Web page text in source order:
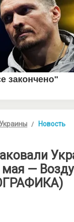
Новость
мая —